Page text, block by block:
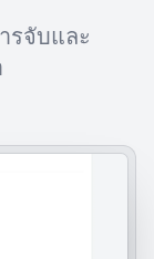
รจับและ